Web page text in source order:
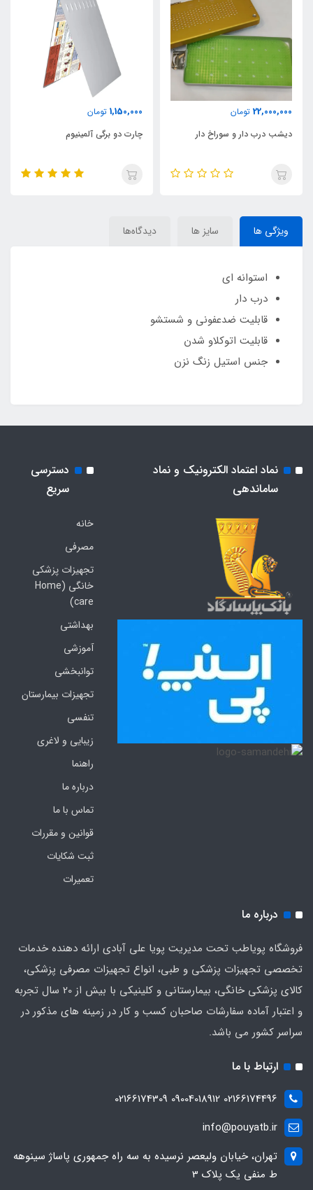
22,000,000 تومان
دیشب درب دار و سوراخ دار
1,150,000 تومان
چارت دو برگی آلمینیوم
ویژگی ها سایز ها دیدگاه‌ها
استوانه ای
درب دار
قابلیت ضدعفونی و شستشو
قابلیت اتوکلاو شدن
جنس استیل زنگ نزن
نماد اعتماد الکترونیک و نماد
ساماندهی
دسترسی
سریع
خانه
مصرفی
تجهیزات پزشکی
خانگی (Home
care)
بهداشتی
آموزشی
توانبخشی
تجهیزات بیمارستان
تنفسی
زیبایی و لاغری
راهنما
درباره ما
تماس با ما
قوانین و مقررات
ثبت شکایات
تعمیرات
درباره ما
فروشگاه پویاطب تحت مدیریت پویا علی آبادی ارائه دهنده خدمات
تخصصی تجهیزات پزشکی و طبی، انواع تجهیزات مصرفی پزشکی،
کالای پزشکی خانگی، بیمارستانی و کلینیکی با بیش از 20 سال تجربه
و اعتبار آماده سفارشات صاحبان کسب و کار در زمینه های مذکور در
سراسر کشور می باشد.
ارتباط با ما
02166174496 09004018912 02166174309
info@pouyatb.ir
تهران، خیابان ولیعصر نرسیده به سه راه جمهوری پاساژ سینوهه
ط منفی یک پلاک 3